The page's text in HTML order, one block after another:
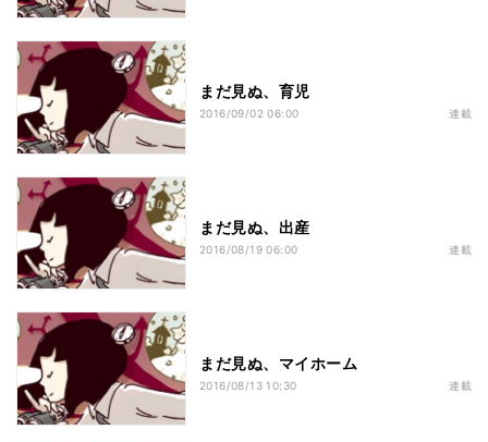
まだ見ぬ、育児
2016/09/02 06:00 連載
まだ見ぬ、出産
2016/08/19 06:00 連載
まだ見ぬ、マイホーム
2016/08/13 10:30 連載